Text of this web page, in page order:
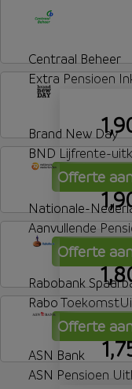
Centraal Beheer
Extra Pensioen
Offerte
Brand New Day
BND Lijfrente-
Offerte
Nationale-
Aanvullende
Offerte
Rabobank
Rabo
ASN Bank
ASN Pensioen